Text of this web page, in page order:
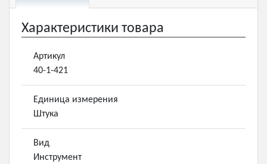
Характеристики товара
Артикул
40-1-421
Единица измерения
Штука
Вид
Инструмент